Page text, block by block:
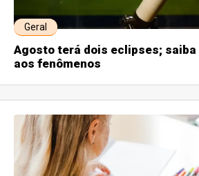
Geral
Agosto terá dois eclipses;
aos fenômenos